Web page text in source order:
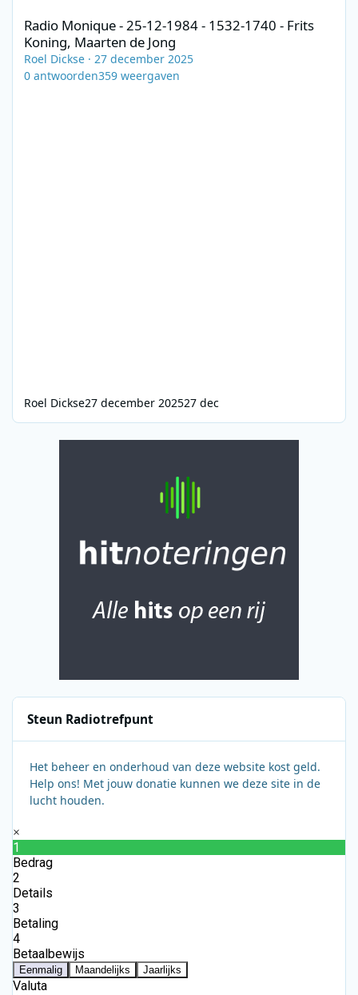
Radio Monique - 25-12-1984 - 1532-1740 - Frits
Koning, Maarten de Jong
Roel Dickse · 27 december 2025
0 antwoorden359 weergaven
Roel Dickse27 december 202527 dec
Steun Radiotrefpunt
Het beheer en onderhoud van deze website kost geld.
Help ons! Met jouw donatie kunnen we deze site in de
lucht houden.